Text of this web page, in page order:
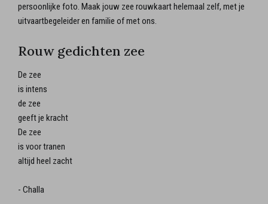
persoonlijke foto. Maak jouw zee rouwkaart helemaal zelf, met je
uitvaartbegeleider en familie of met ons.
Rouw gedichten zee
De zee
is intens
de zee
geeft je kracht
De zee
is voor tranen
altijd heel zacht
- Challa